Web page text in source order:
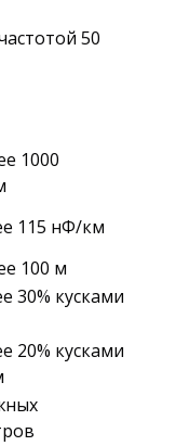
50
1000
115 нФ/км
100 м
30% кусками
20% кусками